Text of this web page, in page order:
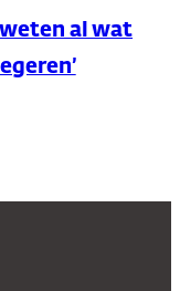
weten al wat